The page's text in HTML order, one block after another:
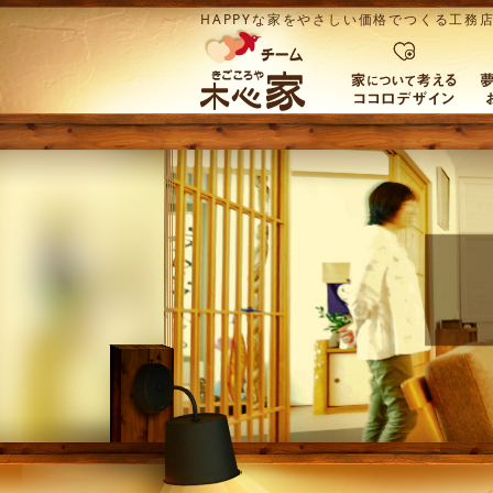
HAPPYな家をやさしい価格でつくる工務